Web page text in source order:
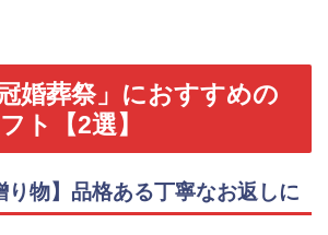
婚葬祭」におすすめの
ト【2選】
り物】品格ある丁寧なお返しに